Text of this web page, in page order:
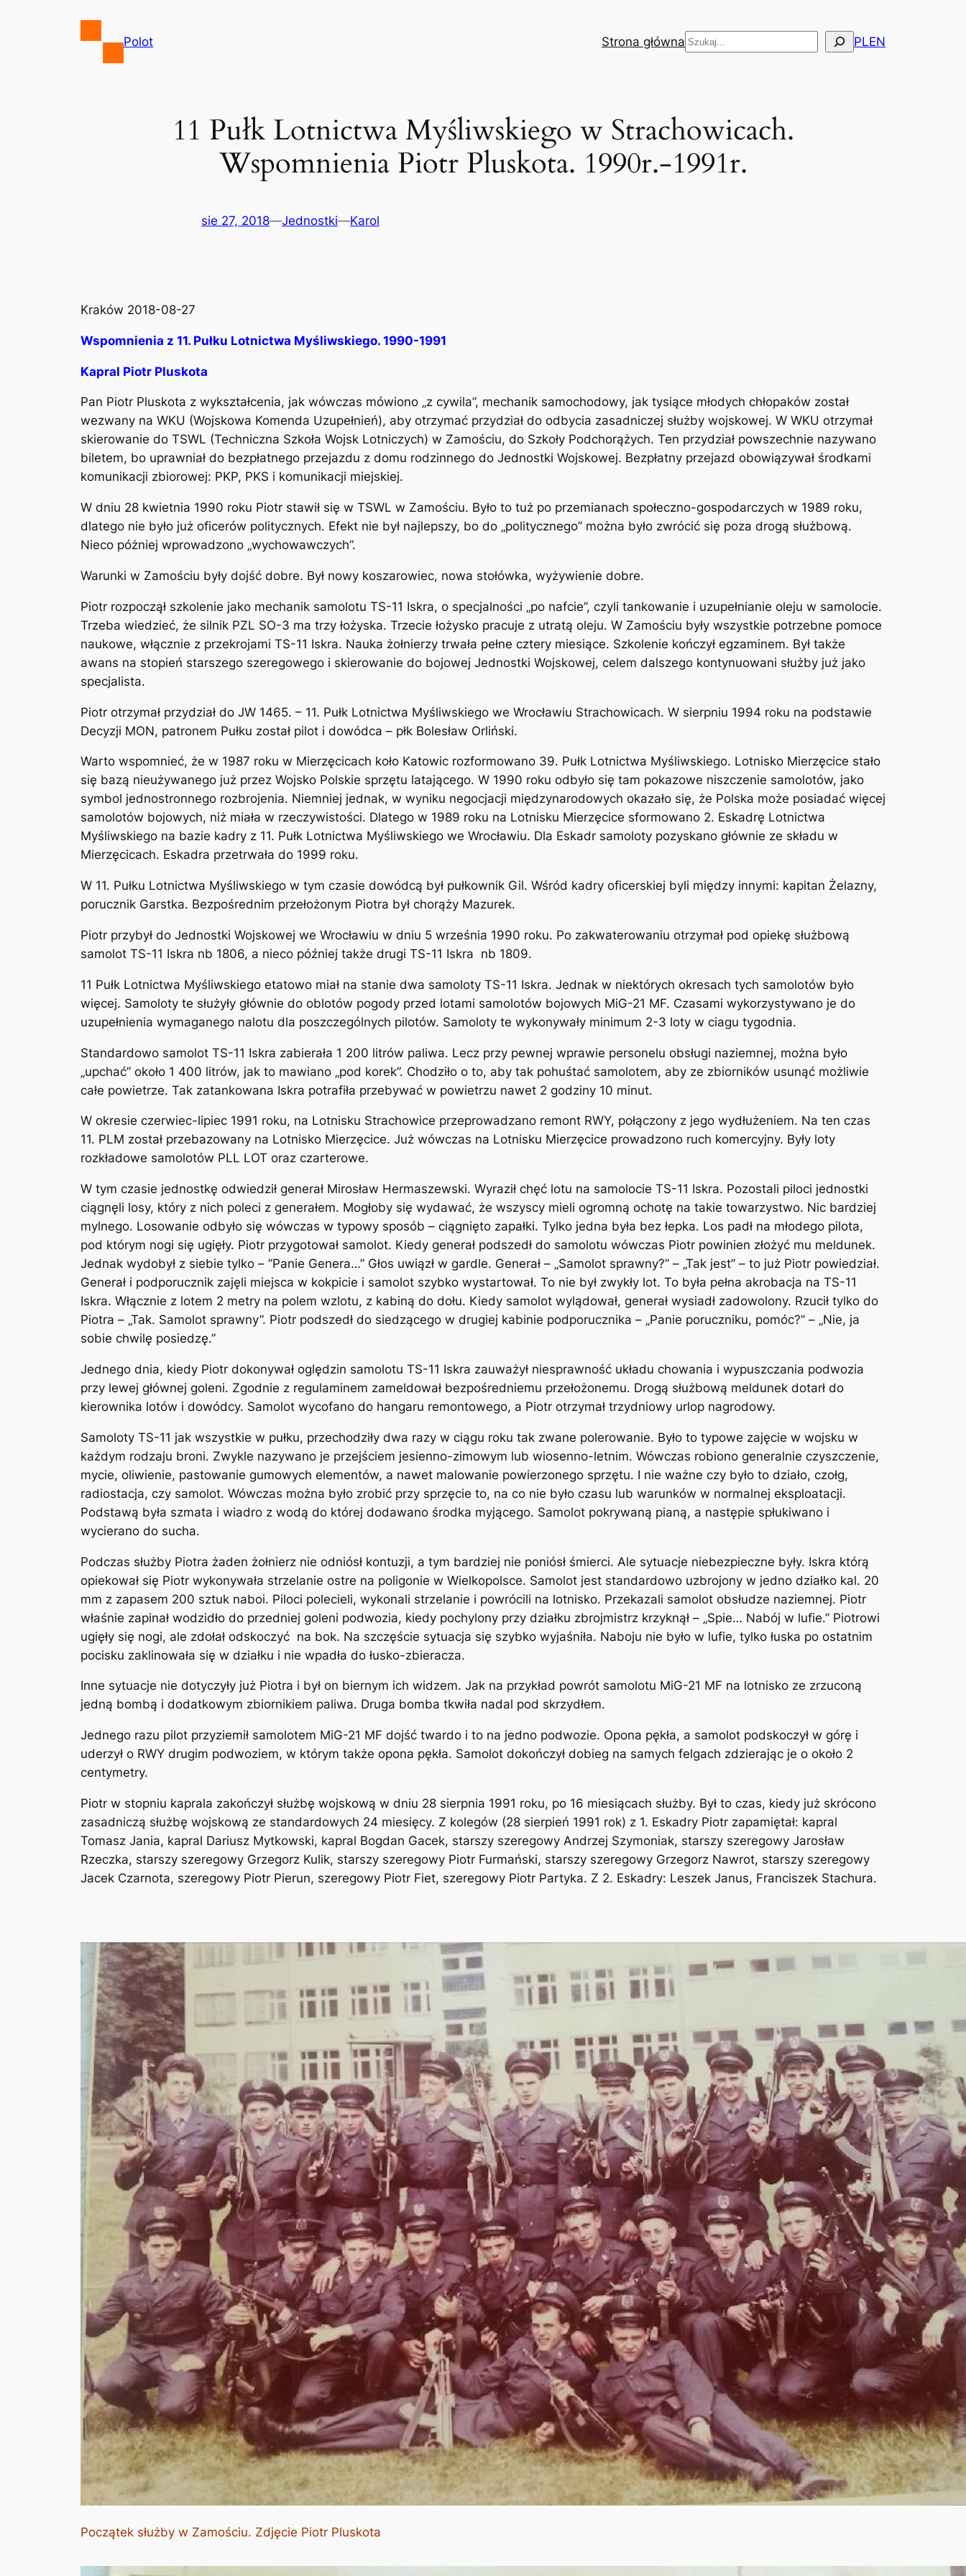
Polot Strona główna Szukaj PLEN
11 Pułk Lotnictwa Myśliwskiego w Strachowicach.
Wspomnienia Piotr Pluskota. 1990r.-1991r.
sie 27, 2018—Jednostki—Karol
Kraków 2018-08-27
Wspomnienia z 11. Pułku Lotnictwa Myśliwskiego. 1990-1991
Kapral Piotr Pluskota
Pan Piotr Pluskota z wykształcenia, jak wówczas mówiono „z cywila”, mechanik samochodowy, jak tysiące młodych chłopaków został
wezwany na WKU (Wojskowa Komenda Uzupełnień), aby otrzymać przydział do odbycia zasadniczej służby wojskowej. W WKU otrzymał
skierowanie do TSWL (Techniczna Szkoła Wojsk Lotniczych) w Zamościu, do Szkoły Podchorążych. Ten przydział powszechnie nazywano
biletem, bo uprawniał do bezpłatnego przejazdu z domu rodzinnego do Jednostki Wojskowej. Bezpłatny przejazd obowiązywał środkami
komunikacji zbiorowej: PKP, PKS i komunikacji miejskiej.
W dniu 28 kwietnia 1990 roku Piotr stawił się w TSWL w Zamościu. Było to tuż po przemianach społeczno-gospodarczych w 1989 roku,
dlatego nie było już oficerów politycznych. Efekt nie był najlepszy, bo do „politycznego” można było zwrócić się poza drogą służbową.
Nieco póżniej wprowadzono „wychowawczych”.
Warunki w Zamościu były dojść dobre. Był nowy koszarowiec, nowa stołówka, wyżywienie dobre.
Piotr rozpoczął szkolenie jako mechanik samolotu TS-11 Iskra, o specjalności „po nafcie”, czyli tankowanie i uzupełnianie oleju w samolocie.
Trzeba wiedzieć, że silnik PZL SO-3 ma trzy łożyska. Trzecie łożysko pracuje z utratą oleju. W Zamościu były wszystkie potrzebne pomoce
naukowe, włącznie z przekrojami TS-11 Iskra. Nauka żołnierzy trwała pełne cztery miesiące. Szkolenie kończył egzaminem. Był także
awans na stopień starszego szeregowego i skierowanie do bojowej Jednostki Wojskowej, celem dalszego kontynuowani służby już jako
specjalista.
Piotr otrzymał przydział do JW 1465. – 11. Pułk Lotnictwa Myśliwskiego we Wrocławiu Strachowicach. W sierpniu 1994 roku na podstawie
Decyzji MON, patronem Pułku został pilot i dowódca – płk Bolesław Orliński.
Warto wspomnieć, że w 1987 roku w Mierzęcicach koło Katowic rozformowano 39. Pułk Lotnictwa Myśliwskiego. Lotnisko Mierzęcice stało
się bazą nieużywanego już przez Wojsko Polskie sprzętu latającego. W 1990 roku odbyło się tam pokazowe niszczenie samolotów, jako
symbol jednostronnego rozbrojenia. Niemniej jednak, w wyniku negocjacji międzynarodowych okazało się, że Polska może posiadać więcej
samolotów bojowych, niż miała w rzeczywistości. Dlatego w 1989 roku na Lotnisku Mierzęcice sformowano 2. Eskadrę Lotnictwa
Myśliwskiego na bazie kadry z 11. Pułk Lotnictwa Myśliwskiego we Wrocławiu. Dla Eskadr samoloty pozyskano głównie ze składu w
Mierzęcicach. Eskadra przetrwała do 1999 roku.
W 11. Pułku Lotnictwa Myśliwskiego w tym czasie dowódcą był pułkownik Gil. Wśród kadry oficerskiej byli między innymi: kapitan Żelazny,
porucznik Garstka. Bezpośrednim przełożonym Piotra był chorąży Mazurek.
Piotr przybył do Jednostki Wojskowej we Wrocławiu w dniu 5 września 1990 roku. Po zakwaterowaniu otrzymał pod opiekę służbową
samolot TS-11 Iskra nb 1806, a nieco później także drugi TS-11 Iskra nb 1809.
11 Pułk Lotnictwa Myśliwskiego etatowo miał na stanie dwa samoloty TS-11 Iskra. Jednak w niektórych okresach tych samolotów było
więcej. Samoloty te służyły głównie do oblotów pogody przed lotami samolotów bojowych MiG-21 MF. Czasami wykorzystywano je do
uzupełnienia wymaganego nalotu dla poszczególnych pilotów. Samoloty te wykonywały minimum 2-3 loty w ciagu tygodnia.
Standardowo samolot TS-11 Iskra zabierała 1 200 litrów paliwa. Lecz przy pewnej wprawie personelu obsługi naziemnej, można było
„upchać” około 1 400 litrów, jak to mawiano „pod korek”. Chodziło o to, aby tak pohuśtać samolotem, aby ze zbiorników usunąć możliwie
całe powietrze. Tak zatankowana Iskra potrafiła przebywać w powietrzu nawet 2 godziny 10 minut.
W okresie czerwiec-lipiec 1991 roku, na Lotnisku Strachowice przeprowadzano remont RWY, połączony z jego wydłużeniem. Na ten czas
11. PLM został przebazowany na Lotnisko Mierzęcice. Już wówczas na Lotnisku Mierzęcice prowadzono ruch komercyjny. Były loty
rozkładowe samolotów PLL LOT oraz czarterowe.
W tym czasie jednostkę odwiedził generał Mirosław Hermaszewski. Wyraził chęć lotu na samolocie TS-11 Iskra. Pozostali piloci jednostki
ciągnęli losy, który z nich poleci z generałem. Mogłoby się wydawać, że wszyscy mieli ogromną ochotę na takie towarzystwo. Nic bardziej
mylnego. Losowanie odbyło się wówczas w typowy sposób – ciągnięto zapałki. Tylko jedna była bez łepka. Los padł na młodego pilota,
pod którym nogi się ugięły. Piotr przygotował samolot. Kiedy generał podszedł do samolotu wówczas Piotr powinien złożyć mu meldunek.
Jednak wydobył z siebie tylko – ”Panie Genera…” Głos uwiązł w gardle. Generał – „Samolot sprawny?” – „Tak jest” – to już Piotr powiedział.
Generał i podporucznik zajęli miejsca w kokpicie i samolot szybko wystartował. To nie był zwykły lot. To była pełna akrobacja na TS-11
Iskra. Włącznie z lotem 2 metry na polem wzlotu, z kabiną do dołu. Kiedy samolot wylądował, generał wysiadł zadowolony. Rzucił tylko do
Piotra – „Tak. Samolot sprawny”. Piotr podszedł do siedzącego w drugiej kabinie podporucznika – „Panie poruczniku, pomóc?” – „Nie, ja
sobie chwilę posiedzę.”
Jednego dnia, kiedy Piotr dokonywał oględzin samolotu TS-11 Iskra zauważył niesprawność układu chowania i wypuszczania podwozia
przy lewej głównej goleni. Zgodnie z regulaminem zameldował bezpośredniemu przełożonemu. Drogą służbową meldunek dotarł do
kierownika lotów i dowódcy. Samolot wycofano do hangaru remontowego, a Piotr otrzymał trzydniowy urlop nagrodowy.
Samoloty TS-11 jak wszystkie w pułku, przechodziły dwa razy w ciągu roku tak zwane polerowanie. Było to typowe zajęcie w wojsku w
każdym rodzaju broni. Zwykle nazywano je przejściem jesienno-zimowym lub wiosenno-letnim. Wówczas robiono generalnie czyszczenie,
mycie, oliwienie, pastowanie gumowych elementów, a nawet malowanie powierzonego sprzętu. I nie ważne czy było to działo, czołg,
radiostacja, czy samolot. Wówczas można było zrobić przy sprzęcie to, na co nie było czasu lub warunków w normalnej eksploatacji.
Podstawą była szmata i wiadro z wodą do której dodawano środka myjącego. Samolot pokrywaną pianą, a następie spłukiwano i
wycierano do sucha.
Podczas służby Piotra żaden żołnierz nie odniósł kontuzji, a tym bardziej nie poniósł śmierci. Ale sytuacje niebezpieczne były. Iskra którą
opiekował się Piotr wykonywała strzelanie ostre na poligonie w Wielkopolsce. Samolot jest standardowo uzbrojony w jedno działko kal. 20
mm z zapasem 200 sztuk naboi. Piloci polecieli, wykonali strzelanie i powrócili na lotnisko. Przekazali samolot obsłudze naziemnej. Piotr
właśnie zapinał wodzidło do przedniej goleni podwozia, kiedy pochylony przy działku zbrojmistrz krzyknął – „Spie… Nabój w lufie.” Piotrowi
ugięły się nogi, ale zdołał odskoczyć na bok. Na szczęście sytuacja się szybko wyjaśniła. Naboju nie było w lufie, tylko łuska po ostatnim
pocisku zaklinowała się w działku i nie wpadła do łusko-zbieracza.
Inne sytuacje nie dotyczyły już Piotra i był on biernym ich widzem. Jak na przykład powrót samolotu MiG-21 MF na lotnisko ze zrzuconą
jedną bombą i dodatkowym zbiornikiem paliwa. Druga bomba tkwiła nadal pod skrzydłem.
Jednego razu pilot przyziemił samolotem MiG-21 MF dojść twardo i to na jedno podwozie. Opona pękła, a samolot podskoczył w górę i
uderzył o RWY drugim podwoziem, w którym także opona pękła. Samolot dokończył dobieg na samych felgach zdzierając je o około 2
centymetry.
Piotr w stopniu kaprala zakończył służbę wojskową w dniu 28 sierpnia 1991 roku, po 16 miesiącach służby. Był to czas, kiedy już skrócono
zasadniczą służbę wojskową ze standardowych 24 miesięcy. Z kolegów (28 sierpień 1991 rok) z 1. Eskadry Piotr zapamiętał: kapral
Tomasz Jania, kapral Dariusz Mytkowski, kapral Bogdan Gacek, starszy szeregowy Andrzej Szymoniak, starszy szeregowy Jarosław
Rzeczka, starszy szeregowy Grzegorz Kulik, starszy szeregowy Piotr Furmański, starszy szeregowy Grzegorz Nawrot, starszy szeregowy
Jacek Czarnota, szeregowy Piotr Pierun, szeregowy Piotr Fiet, szeregowy Piotr Partyka. Z 2. Eskadry: Leszek Janus, Franciszek Stachura.
Początek służby w Zamościu. Zdjęcie Piotr Pluskota